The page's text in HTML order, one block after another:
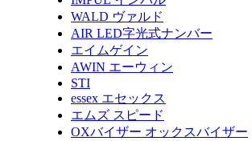
WALD ヴァルド
AIR LED字光式ナンバー
エイムゲイン
AWIN エーウィン
STI
essex エセックス
エムズ スピード
OXバイザー オックスバイザー